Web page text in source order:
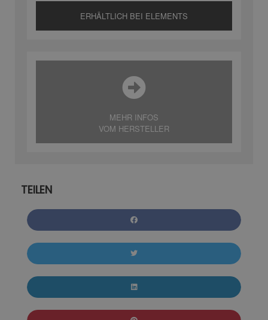
ERHÄLTLICH BEI ELEMENTS
MEHR INFOS
VOM HERSTELLER
TEILEN